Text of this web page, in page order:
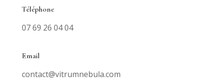
Téléphone
07 69 26 04 04
Email
contact@vitrumnebula.com